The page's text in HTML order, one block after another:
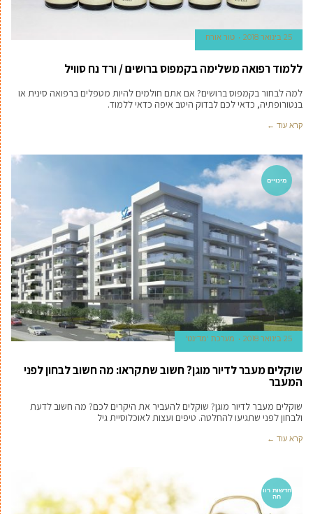
25 בינואר 2018 טור אורח
ללמוד רפואה משלימה בקמפוס ברושים / ורד נח סוויל
למה לבחור בקמפוס ברושים? אם אתם חולמים להיות מטפלים ברפואה סינית או
בנטורופתיה, כדאי לכם לבדוק היטב איפה כדאי ללמוד.
קרא עוד ←
מינויים
25 בינואר 2018 מערכת 'מדינט'
שוקלים מעבר לדיור מוגן? חשוב שתקראו: מה חשוב לבחון לפני
המעבר
שוקלים מעבר לדיור מוגן? שוקלים להעביר את היקרים לכם? מה חשוב לדעת
ולבחון לפני שתגיעו להחלטה. טיפים ועצות לאוכלוסיית גיל
קרא עוד ←
חדשות רוו
חה